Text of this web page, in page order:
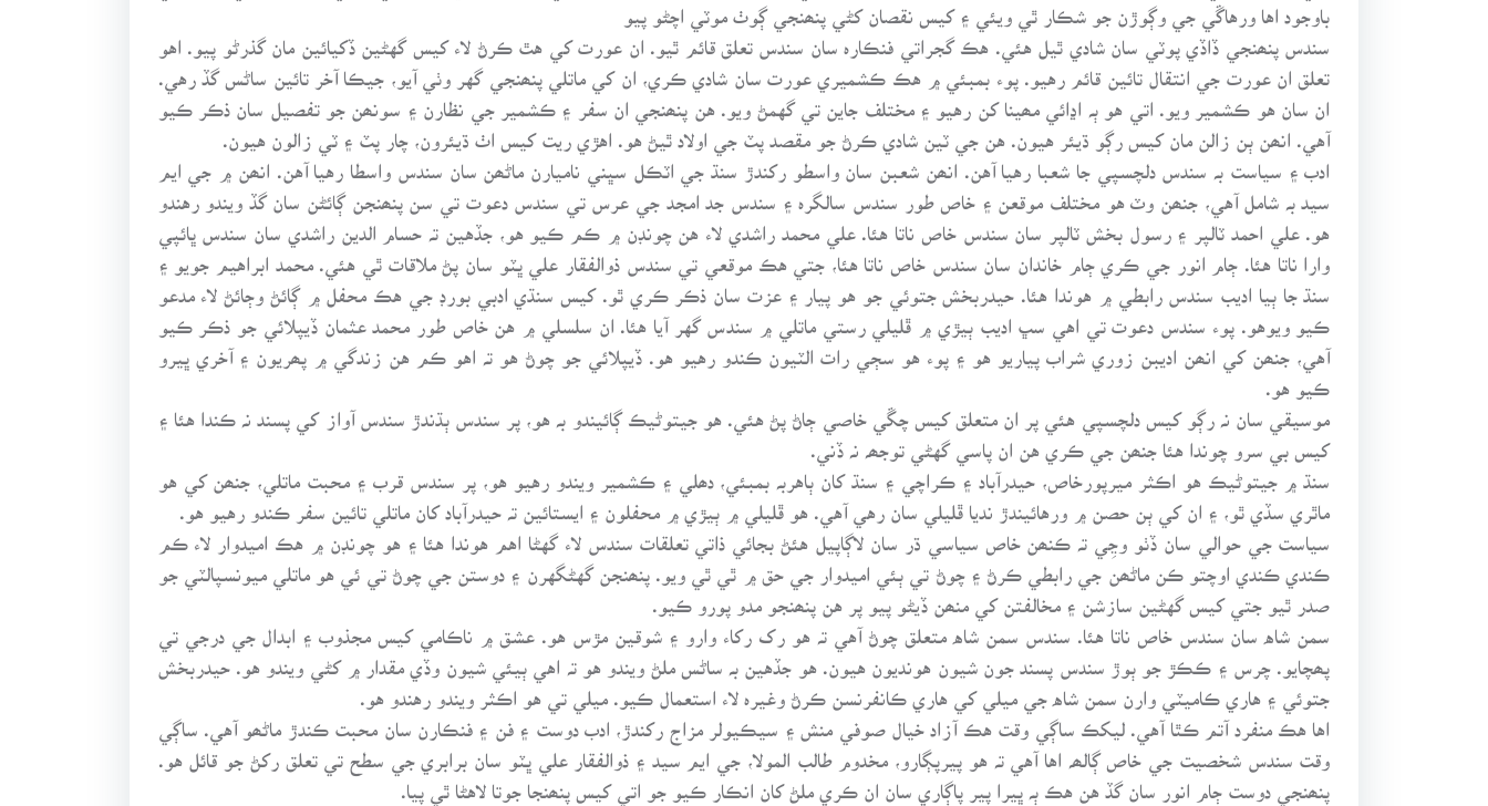
باوجود اها ورهاڱي جي وڳوڙن جو شڪار ٿي ويئي ۽ کيس نقصان کڻي پنھنجي ڳوٺ موٽي اچڻو پيو
سندس پنھنجي ڏاڏي پوٽي سان شادي ٿيل هئي. هڪ گجراتي فنڪارہ سان سندس تعلق قائم ٿيو. ان عورت کي هٿ ڪرڻ لاء کيس گهڻين ڏکيائين مان گذرڻو پيو. اهو
تعلق ان عورت جي انتقال تائين قائم رهيو. پوء بمبئي ۾ هڪ ڪشميري عورت سان شادي ڪري، ان کي ماتلي پنھنجي گهر وٺي آيو، جيڪا آخر تائين ساڻس گڏ رهي.
ان سان هو ڪشمير ويو. اتي هو ٻہ اڍائي مھينا کن رهيو ۽ مختلف جاين تي گهمڻ ويو. هن پنھنجي ان سفر ۽ ڪشمير جي نظارن ۽ سونھن جو تفصيل سان ذڪر ڪيو
آهي. انھن ٻن زالن مان کيس رڳو ڌيئر هيون. هن جي ٽين شادي ڪرڻ جو مقصد پٽ جي اولاد ٿيڻ هو. اهڙي ريت کيس اٺ ڌيئرون، چار پٽ ۽ ٽي زالون هيون.
ادب ۽ سياست بہ سندس دلچسپي جا شعبا رهيا آهن. انھن شعبن سان واسطو رکندڙ سنڌ جي اٽڪل سڀني ناميارن ماڻھن سان سندس واسطا رهيا آهن. انھن ۾ جي ايم
سيد بہ شامل آهي، جنھن وٽ هو مختلف موقعن ۽ خاص طور سندس سالگرہ ۽ سندس جد امجد جي عرس تي سندس دعوت تي سن پنھنجن ڳائڻن سان گڏ ويندو رهندو
هو. علي احمد ٽالپر ۽ رسول بخش ٽالپر سان سندس خاص ناتا هئا. علي محمد راشدي لاء هن چونڊن ۾ ڪم ڪيو هو، جڏهين تہ حسام الدين راشدي سان سندس ڀائپي
وارا ناتا هئا. ڄام انور جي ڪري ڄام خاندان سان سندس خاص ناتا هئا، جتي هڪ موقعي تي سندس ذوالفقار علي ڀٽو سان پڻ ملاقات ٿي هئي. محمد ابراهيم جويو ۽
سنڌ جا ٻيا اديب سندس رابطي ۾ هوندا هئا. حيدربخش جتوئي جو هو پيار ۽ عزت سان ذڪر ڪري ٿو. کيس سنڌي ادبي بورڊ جي هڪ محفل ۾ ڳائڻ وڄائڻ لاء مدعو
ڪيو ويوهو. پوء سندس دعوت تي اهي سڀ اديب ٻيڙي ۾ ڦليلي رستي ماتلي ۾ سندس گهر آيا هئا. ان سلسلي ۾ هن خاص طور محمد عثمان ڏيپلائي جو ذڪر ڪيو
آهي، جنھن کي انھن اديبن زوري شراب پياريو هو ۽ پوء هو سڄي رات الٽيون ڪندو رهيو هو. ڏيپلائي جو چوڻ هو تہ اهو ڪم هن زندگي ۾ پھريون ۽ آخري ڀيرو
موسيقي سان نہ رڳو کيس دلچسپي هئي پر ان متعلق کيس چڱي خاصي ڄاڻ پڻ هئي. هو جيتوڻيڪ ڳائيندو بہ هو، پر سندس ٻڌندڙ سندس آواز کي پسند نہ ڪندا هئا ۽
کيس بي سرو چوندا هئا جنھن جي ڪري هن ان پاسي گهڻي توجھہ نہ ڏني.
سنڌ ۾ جيتوڻيڪ هو اڪثر ميرپورخاص، حيدرآباد ۽ ڪراچي ۽ سنڌ کان ٻاهربہ بمبئي، دھلي ۽ ڪشمير ويندو رهيو هو، پر سندس قرب ۽ محبت ماتلي، جنھن کي هو
ماٿري سڏي ٿو، ۽ ان کي ٻن حصن ۾ ورهائيندڙ نديا ڦليلي سان رهي آهي. هو ڦليلي ۾ ٻيڙي ۾ محفلون ۽ ايستائين تہ حيدرآباد کان ماتلي تائين سفر ڪندو رهيو هو.
سياست جي حوالي سان ڏٺو وڃِي تہ ڪنھن خاص سياسي ڌر سان لاڳاپيل هئڻ بجائي ذاتي تعلقات سندس لاء گهڻا اهم هوندا هئا ۽ هو چونڊن ۾ هڪ اميدوار لاء ڪم
ڪندي ڪندي اوچتو ڪن ماڻھن جي رابطي ڪرڻ ۽ چوڻ تي ٻئي اميدوار جي حق ۾ ٿي ٿي ويو. پنھنجن گهڻگهرن ۽ دوستن جي چوڻ تي ئي هو ماتلي ميونسپالٽي جو
صدر ٿيو جتي کيس گهڻين سازشن ۽ مخالفتن کي منھن ڏيڻو پيو پر هن پنھنجو مدو پورو ڪيو.
سمن شاه سان سندس خاص ناتا هئا. سندس سمن شاه متعلق چوڻ آهي تہ هو رک رکاء وارو ۽ شوقين مڙس هو. عشق ۾ ناڪامي کيس مجذوب ۽ ابدال جي درجي تي
پھچايو. چرس ۽ ڪڪڙ جو ٻوڙ سندس پسند جون شيون هونديون هيون. هو جڏهين بہ ساڻس ملڻ ويندو هو تہ اهي ٻيئي شيون وڏي مقدار ۾ کڻي ويندو هو. حيدربخش
جتوئي ۽ هاري ڪاميٽي وارن سمن شاه جي ميلي کي هاري ڪانفرنسن ڪرڻ وغيرہ لاء استعمال ڪيو. ميلي تي هو اڪثر ويندو رهندو هو.
اها هڪ منفرد آتم ڪٿا آهي. ليکڪ ساڳي وقت هڪ آزاد خيال صوفي منش ۽ سيڪيولر مزاج رکندڙ، ادب دوست ۽ فن ۽ فنڪارن سان محبت ڪندڙ ماڻھو آهي. ساڳي
وقت سندس شخصيت جي خاص ڳالھہ اها آهي تہ هو پيرپڳارو، مخدوم طالب المولا، جي ايم سيد ۽ ذوالفقار علي ڀٽو سان برابري جي سطح تي تعلق رکڻ جو قائل هو.
پنھنجي دوست ڄام انور سان گڏ هن هڪ ٻہ ڀيرا پير پاڳاري سان ان ڪري ملڻ کان انڪار ڪيو جو اتي کيس پنھنجا جوتا لاهڻا ٿي پيا.